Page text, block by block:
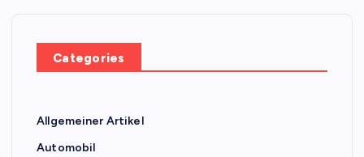
Categories
Allgemeiner Artikel
Automobil